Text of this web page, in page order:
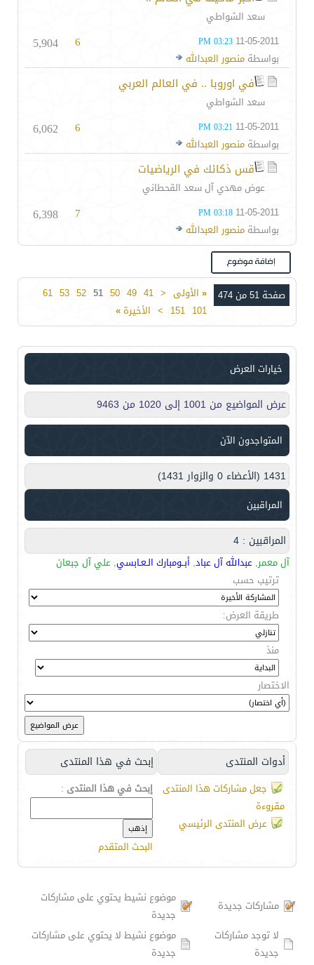
سعد الشواطي
11-05-2011
03:23 PM
بواسطة منصور العبدالله
6
5,904
في اوروبا .. في العالم العربي
سعد الشواطي
11-05-2011
03:21 PM
بواسطة منصور العبدالله
6
6,062
قس ذكائك في الرياضيات
عوض مهدي آل سعد القحطاني
11-05-2011
03:18 PM
بواسطة منصور العبدالله
7
6,398
صفحة 51 من 474 « الأولى <
41
49
50
51
52
53
61
101
151
> الأخيرة»
خيارات العرض
عرض المواضيع من 1001 إلى 1020 من 9463
المتواجدون الآن
1431 (الأعضاء 0 والزوار 1431)
المراقبين
المراقبين : 4
آل معمر, عبدالله آل عباد, أبــومبارك الـعـابسي, علي آل جبعان
ترتيب حسب
طريقة العرض:
منذ
الاختصار
أدوات المنتدى إبحث في هذا المنتدى
جعل مشاركات هذا المنتدى
مقروءة
عرض المنتدى الرئيسي
إبحث في هذا المنتدى :
البحث المتقدم
مشاركات جديدة
موضوع نشيط يحتوي على مشاركات
جديدة
لا توجد مشاركات
جديدة
موضوع نشيط لا يحتوي على مشاركات
جديدة